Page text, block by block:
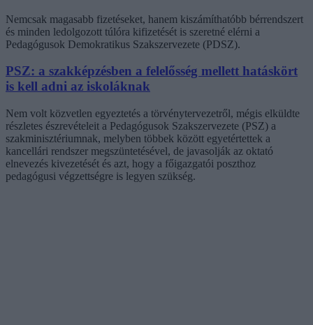
Nemcsak magasabb fizetéseket, hanem kiszámíthatóbb bérrendszert
és minden ledolgozott túlóra kifizetését is szeretné elérni a
Pedagógusok Demokratikus Szakszervezete (PDSZ).
PSZ: a szakképzésben a felelősség mellett hatáskört
is kell adni az iskoláknak
Nem volt közvetlen egyeztetés a törvénytervezetről, mégis elküldte
részletes észrevételeit a Pedagógusok Szakszervezete (PSZ) a
szakminisztériumnak, melyben többek között egyetértettek a
kancellári rendszer megszüntetésével, de javasolják az oktató
elnevezés kivezetését és azt, hogy a főigazgatói poszthoz
pedagógusi végzettségre is legyen szükség.